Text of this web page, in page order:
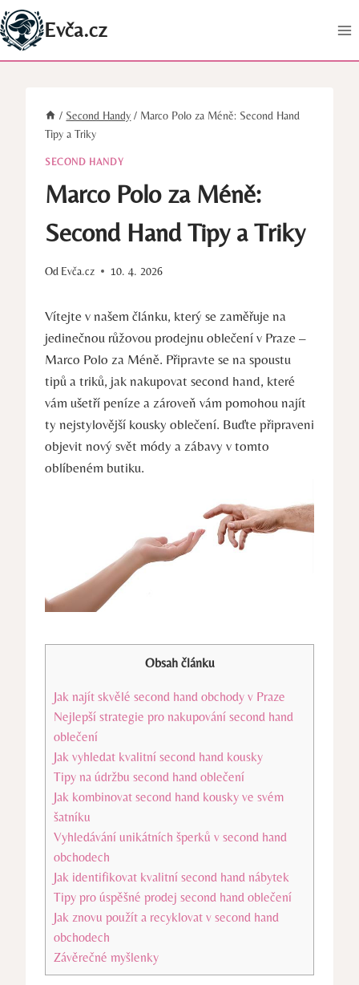
Přeskočit
na
obsah
Evča.cz
/ Second Handy / Marco Polo za Méně: Second Hand
Tipy a Triky
SECOND HANDY
Marco Polo za Méně:
Second Hand Tipy a Triky
Od Evča.cz 10. 4. 2026
Vítejte v našem článku, který se zaměřuje na
jedinečnou růžovou prodejnu oblečení v Praze –
Marco Polo za Méně. Připravte se na spoustu
tipů a triků, jak nakupovat second hand, které
vám ušetří peníze a zároveň vám pomohou najít
ty nejstylovější kousky oblečení. Buďte připraveni
objevit nový svět módy a zábavy v tomto
oblíbeném butiku.
Obsah článku
Jak najít skvělé second hand obchody v Praze
Nejlepší strategie pro nakupování second hand
oblečení
Jak vyhledat kvalitní second hand kousky
Tipy na údržbu second hand oblečení
Jak kombinovat second hand kousky ve svém
šatníku
Vyhledávání unikátních šperků v second hand
obchodech
Jak identifikovat kvalitní second hand nábytek
Tipy pro úspěšné prodej second hand oblečení
Jak znovu použít a recyklovat v second hand
obchodech
Závěrečné myšlenky